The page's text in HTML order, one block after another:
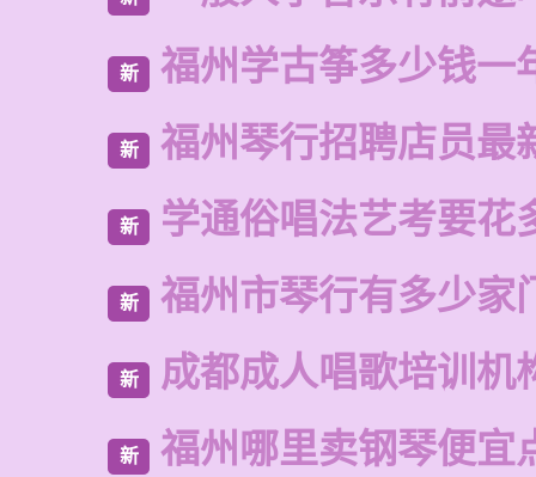
新 福州学古筝多少钱一
新 福州琴行招聘店员最
新 学通俗唱法艺考要花
新 福州市琴行有多少家
新 成都成人唱歌培训机
新 福州哪里卖钢琴便宜